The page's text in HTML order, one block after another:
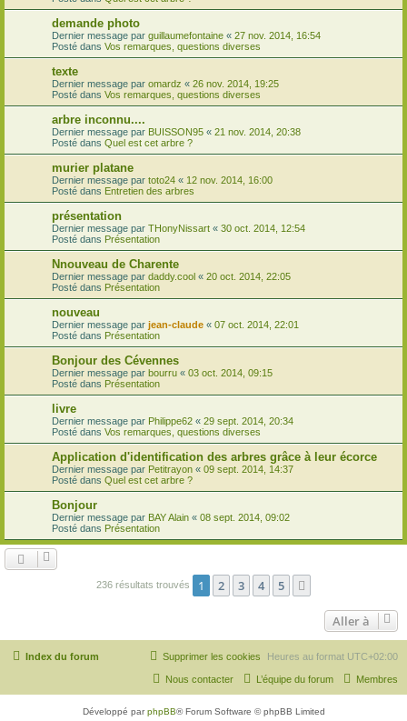
demande photo
Dernier message par guillaumefontaine « 27 nov. 2014, 16:54
Posté dans Vos remarques, questions diverses
texte
Dernier message par omardz « 26 nov. 2014, 19:25
Posté dans Vos remarques, questions diverses
arbre inconnu....
Dernier message par BUISSON95 « 21 nov. 2014, 20:38
Posté dans Quel est cet arbre ?
murier platane
Dernier message par toto24 « 12 nov. 2014, 16:00
Posté dans Entretien des arbres
présentation
Dernier message par THonyNissart « 30 oct. 2014, 12:54
Posté dans Présentation
Nnouveau de Charente
Dernier message par daddy.cool « 20 oct. 2014, 22:05
Posté dans Présentation
nouveau
Dernier message par jean-claude « 07 oct. 2014, 22:01
Posté dans Présentation
Bonjour des Cévennes
Dernier message par bourru « 03 oct. 2014, 09:15
Posté dans Présentation
livre
Dernier message par Philippe62 « 29 sept. 2014, 20:34
Posté dans Vos remarques, questions diverses
Application d'identification des arbres grâce à leur écorce
Dernier message par Petitrayon « 09 sept. 2014, 14:37
Posté dans Quel est cet arbre ?
Bonjour
Dernier message par BAY Alain « 08 sept. 2014, 09:02
Posté dans Présentation
236 résultats trouvés 1 2 3 4 5
Aller à
Index du forum Heures au format UTC+02:00
Supprimer les cookies
Membres
L’équipe du forum
Nous contacter
Développé parphpBB® Forum Software © phpBB Limited